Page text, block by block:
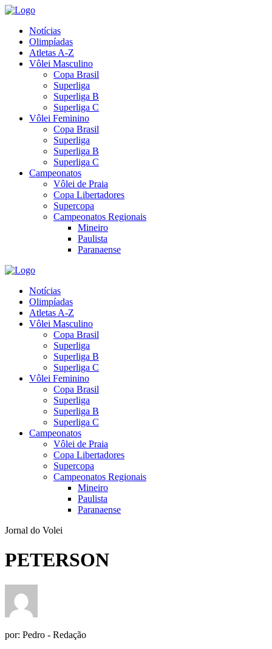
Notícias
Olimpíadas
Atletas A-Z
Vôlei Masculino
Copa Brasil
Superliga
Superliga B
Superliga C
Vôlei Feminino
Copa Brasil
Superliga
Superliga B
Superliga C
Campeonatos
Vôlei de Praia
Copa Libertadores
Supercopa
Campeonatos Regionais
Mineiro
Paulista
Paranaense
Notícias
Olimpíadas
Atletas A-Z
Vôlei Masculino
Copa Brasil
Superliga
Superliga B
Superliga C
Vôlei Feminino
Copa Brasil
Superliga
Superliga B
Superliga C
Campeonatos
Vôlei de Praia
Copa Libertadores
Supercopa
Campeonatos Regionais
Mineiro
Paulista
Paranaense
Jornal do Volei
PETERSON
por: Pedro - Redação